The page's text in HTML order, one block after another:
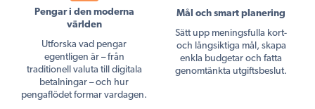
Pengar i den moderna
världen
Utforska vad pengar
egentligen är – från
traditionell valuta till digitala
betalningar – och hur
pengaflödet formar vardagen.
Mål och smart planering
Sätt upp meningsfulla kort-
och långsiktiga mål, skapa
enkla budgetar och fatta
genomtänkta utgiftsbeslut.